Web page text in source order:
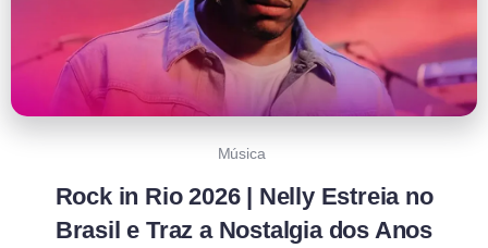
Música
Rock in Rio 2026 | Nelly Estreia no
Brasil e Traz a Nostalgia dos Anos